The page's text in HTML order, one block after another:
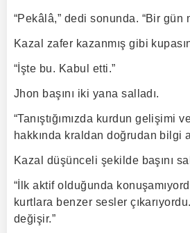
“Pekâlâ,” dedi sonunda. “Bir gün
Kazal zafer kazanmış gibi
“İşte bu. Kabul etti.”
Jhon başını iki yana salladı.
“Tanıştığımızda kurdun gelişimi
hakkında kraldan doğrudan bilgi
Kazal düşünceli şekilde başını
“İlk aktif olduğunda
kurtlara benzer sesler
değişir.”